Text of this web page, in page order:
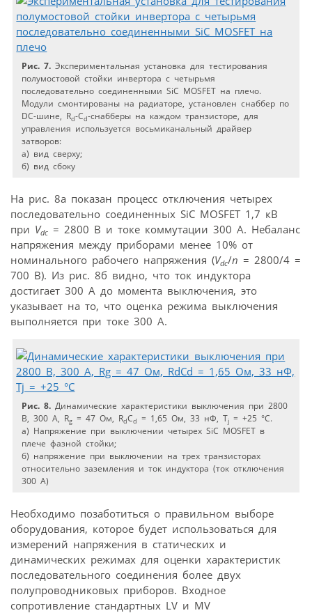
Рис. 7. Экспериментальная установка для тестирования
полумостовой стойки инвертора с четырьмя
последовательно соединенными SiC MOSFET на плечо.
Модули смонтированы на радиаторе, установлен снаббер по
DC-шине, Rd-Cd-снабберы на каждом транзисторе, для
управления используется восьмиканальный драйвер
затворов:
a) вид сверху;
б) вид сбоку
На рис. 8а показан процесс отключения четырех
последовательно соединенных SiC MOSFET 1,7 кВ
при Vdc = 2800 В и токе коммутации 300 А. Небаланс
напряжения между приборами менее 10% от
номинального рабочего напряжения (Vdc/n = 2800/4 =
700 В). Из рис. 8б видно, что ток индуктора
достигает 300 А до момента выключения, это
указывает на то, что оценка режима выключения
выполняется при токе 300 А.
Рис. 8. Динамические характеристики выключения при 2800
В, 300 A, Rg = 47 Ом, RdCd = 1,65 Ом, 33 нФ, Tj = +25 °C.
a) Напряжение при выключении четырех SiC MOSFET в
плече фазной стойки;
б) напряжение при выключении на трех транзисторах
относительно заземления и ток индуктора (ток отключения
300 A)
Необходимо позаботиться о правильном выборе
оборудования, которое будет использоваться для
измерений напряжения в статических и
динамических режимах для оценки характеристик
последовательного соединения более двух
полупроводниковых приборов. Входное
сопротивление стандартных LV и MV